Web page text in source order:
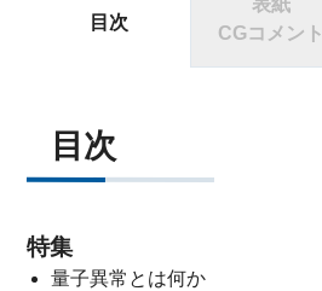
目次
表紙
CGコメント
目次
特集
量子異常とは何か